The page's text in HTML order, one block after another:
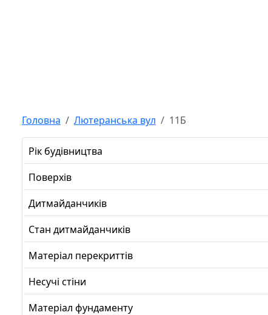
Головна Лютеранська вул 11Б
Рік будівництва
Поверхів
Дитмайданчиків
Стан дитмайданчиків
Матеріал перекриттів
Несучі стіни
Матеріал фундаменту